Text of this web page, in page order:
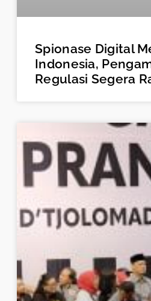
Spionase Digital
Indonesia,
Regulasi Segera